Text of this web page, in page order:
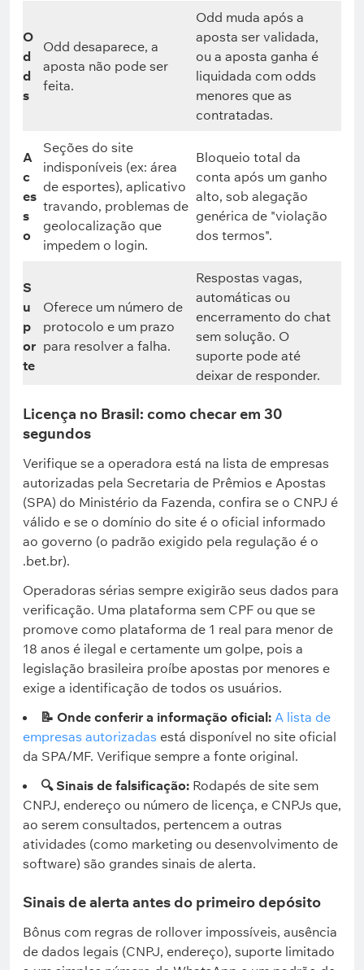
O
d
d
s
Odd desaparece, a
aposta não pode ser
feita.
Odd muda após a
aposta ser validada,
ou a aposta ganha é
liquidada com odds
menores que as
contratadas.
A
c
es
s
o
Seções do site
indisponíveis (ex: área
de esportes), aplicativo
travando, problemas de
geolocalização que
impedem o login.
Bloqueio total da
conta após um ganho
alto, sob alegação
genérica de "violação
dos termos".
S
u
p
or
te
Oferece um número de
protocolo e um prazo
para resolver a falha.
Respostas vagas,
automáticas ou
encerramento do chat
sem solução. O
suporte pode até
deixar de responder.
Licença no Brasil: como checar em 30
segundos
Verifique se a operadora está na lista de empresas
autorizadas pela Secretaria de Prêmios e Apostas
(SPA) do Ministério da Fazenda, confira se o CNPJ é
válido e se o domínio do site é o oficial informado
ao governo (o padrão exigido pela regulação é o
.bet.br).
Operadoras sérias sempre exigirão seus dados para
verificação. Uma plataforma sem CPF ou que se
promove como plataforma de 1 real para menor de
18 anos é ilegal e certamente um golpe, pois a
legislação brasileira proíbe apostas por menores e
exige a identificação de todos os usuários.
📝 Onde conferir a informação oficial: A lista de
empresas autorizadas está disponível no site oficial
da SPA/MF. Verifique sempre a fonte original.
🔍 Sinais de falsificação: Rodapés de site sem
CNPJ, endereço ou número de licença, e CNPJs que,
ao serem consultados, pertencem a outras
atividades (como marketing ou desenvolvimento de
software) são grandes sinais de alerta.
Sinais de alerta antes do primeiro depósito
Bônus com regras de rollover impossíveis, ausência
de dados legais (CNPJ, endereço), suporte limitado